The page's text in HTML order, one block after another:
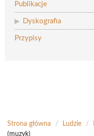
Publikacje
Dyskografia
Przypisy
Strona główna / Ludzie /
(muzyk)